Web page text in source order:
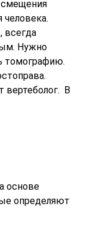
смещения
всегда
Нужно
томографию.
вертеболог. В
основе
определяют